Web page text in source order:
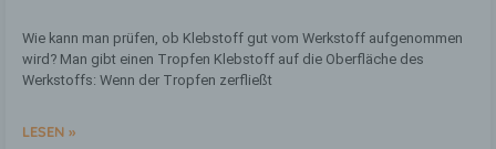
Wie kann man prüfen, ob Klebstoff gut vom Werkstoff aufgenommen
wird? Man gibt einen Tropfen Klebstoff auf die Oberfläche des
Werkstoffs: Wenn der Tropfen zerfließt
LESEN »
Wir verwenden in dieser Datenschutzerklärung
unter anderem die folgenden Begriffe: